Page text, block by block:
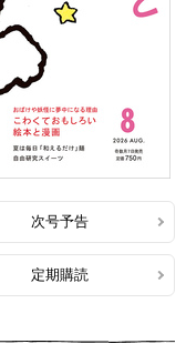
次号予告
定期購読